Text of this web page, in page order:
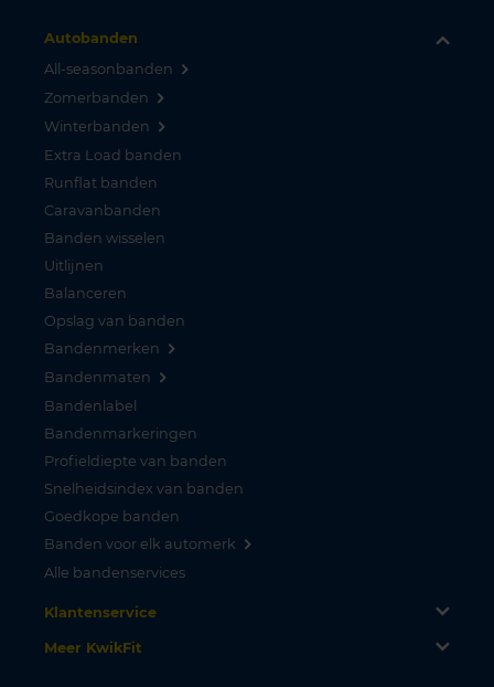
Autobanden
All-seasonbanden
Zomerbanden
Winterbanden
Extra Load banden
Runflat banden
Caravanbanden
Banden wisselen
Uitlijnen
Balanceren
Opslag van banden
Bandenmerken
Bandenmaten
Bandenlabel
Bandenmarkeringen
Profieldiepte van banden
Snelheidsindex van banden
Goedkope banden
Banden voor elk automerk
Alle bandenservices
Klantenservice
Meer KwikFit